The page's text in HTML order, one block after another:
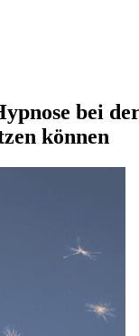
bei
können